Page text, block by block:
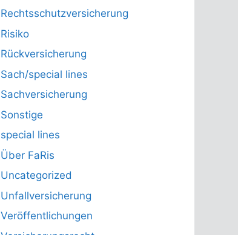
Rechtsschutzversicherung
Risiko
Rückversicherung
Sach/special lines
Sachversicherung
Sonstige
special lines
Über FaRis
Uncategorized
Unfallversicherung
Veröffentlichungen